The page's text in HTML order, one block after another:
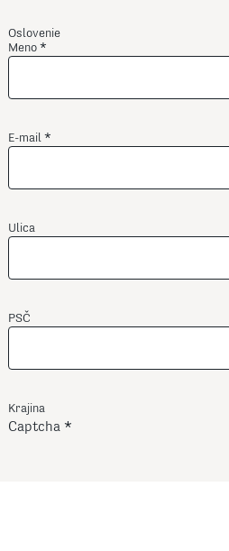
Oslovenie
Meno
E-mail
Ulica
PSČ
Krajina
Captcha